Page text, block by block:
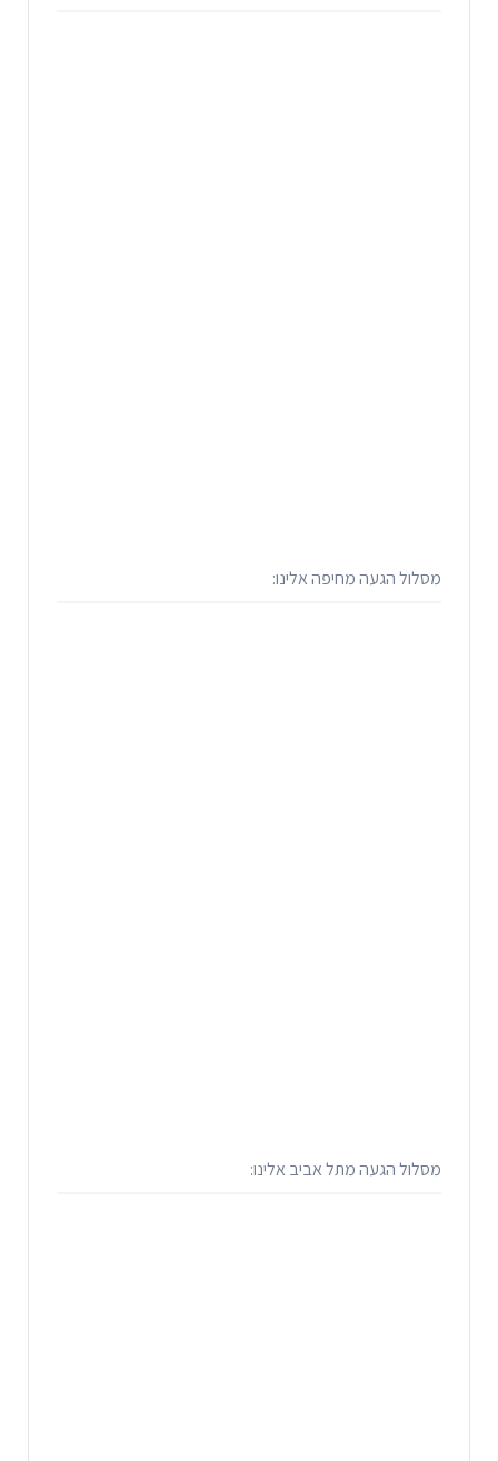
מסלול הגעה מחיפה אלינו:
מסלול הגעה מתל אביב אלינו: